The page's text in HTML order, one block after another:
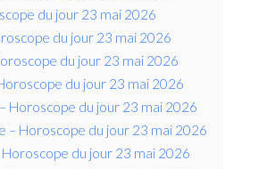
du jour 23 mai 2026
du jour 23 mai 2026
du jour 23 mai 2026
du jour 23 mai 2026
Horoscope du jour 23 mai 2026
– Horoscope du jour 23 mai 2026
Horoscope du jour 23 mai 2026